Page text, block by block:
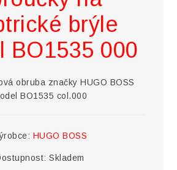
brýle
BO1535 000
obruba značky HUGO BOSS
BO1535 col.000
HUGO BOSS
Skladem